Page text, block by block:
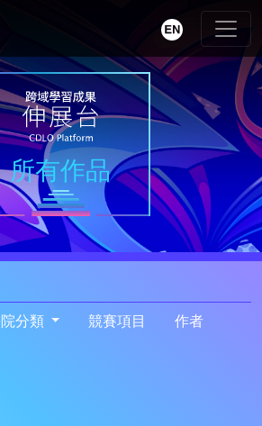
所有作品
分類 競賽項目 作者